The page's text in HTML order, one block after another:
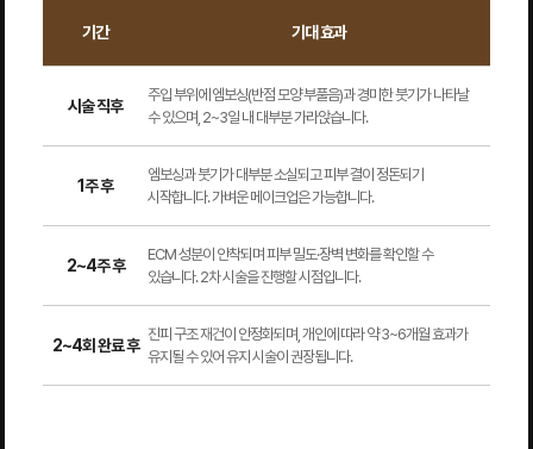
기간 기대 효과
시술 직후
주입 부위에 엠보싱(반점 모양 부풀음)과 경미한 붓기가 나타날
수 있으며, 2~3일 내 대부분 가라앉습니다.
1주 후
엠보싱과 붓기가 대부분 소실되고 피부 결이 정돈되기
시작합니다. 가벼운 메이크업은 가능합니다.
2~4주 후
ECM 성분이 안착되며 피부 밀도·장벽 변화를 확인할 수
있습니다. 2차 시술을 진행할 시점입니다.
2~4회 완료 후
진피 구조 재건이 안정화되며, 개인에 따라 약 3~6개월 효과가
유지될 수 있어 유지 시술이 권장됩니다.